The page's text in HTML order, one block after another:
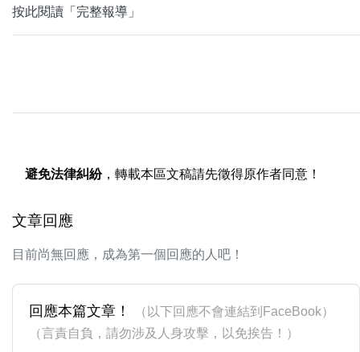
按此閱讀「完整報導」
避免法律糾紛，轉載本區文稿請先徵得原作者同意！
文章回應
目前尚無回應，成為第一個回應的人吧！
回應本篇文章！
（以下回應不會連結到FaceBook）
（言責自負，請勿涉及人身攻擊，以免挨告！）